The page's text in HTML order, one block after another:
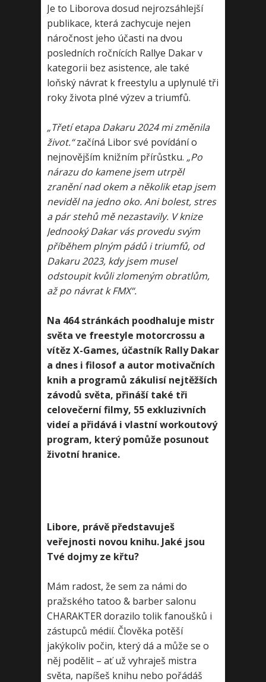
Je to Liborova dosud nejrozsáhlejší
publikace, která zachycuje nejen
náročnost jeho účasti na dvou
posledních ročnících Rallye Dakar v
kategorii bez asistence, ale také
loňský návrat k freestylu a uplynulé tři
roky života plné výzev a triumfů.
„Třetí etapa Dakaru 2024 mi změnila
život.“začíná Libor své povídání o
nejnovějším knižním přírůstku. „Po
nárazu do kamene jsem utrpěl
zranění nad okem a několik etap jsem
neviděl na jedno oko. Ani bolest, stres
a pár stehů mě nezastavily. V knize
Jednooký Dakar vás provedu svým
příběhem plným pádů i triumfů, od
Dakaru 2023, kdy jsem musel
odstoupit kvůli zlomeným obratlům,
až po návrat k FMX“.
Na 464 stránkách poodhaluje mistr
světa ve freestyle motorcrossu a
vítěz X-Games, účastník Rally Dakar
a dnes i filosof a autor motivačních
knih a programů zákulisí nejtěžších
závodů světa, přináší také tři
celovečerní filmy, 55 exkluzivních
videí a přidává i vlastní workoutový
program, který pomůže posunout
životní hranice.
Libore, právě představuješ
veřejnosti novou knihu. Jaké jsou
Tvé dojmy ze křtu?
Mám radost, že sem za námi do
pražského tatoo & barber salonu
CHARAKTER dorazilo tolik fanoušků i
zástupců médií. Člověka potěší
jakýkoliv počin, který dá a může se o
něj podělit – ať už vyhraješ mistra
světa, napíšeš knihu nebo pořádáš